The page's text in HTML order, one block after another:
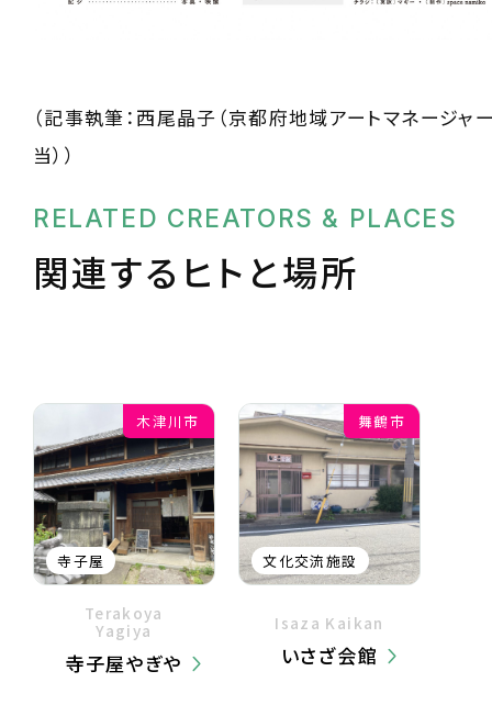
（記事執筆：西尾晶子（京都府地域アートマネージャ
当））
RELATED CREATORS & PLACES
関連するヒトと場所
寺子屋
木津川市
Terakoya
Yagiya
寺子屋やぎや
文化交流施設
舞鶴市
Isaza Kaikan
いさざ会館